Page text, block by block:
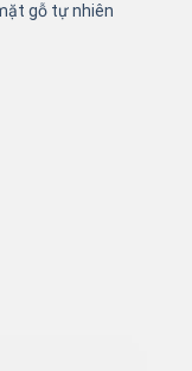
gỗ tự nhiên